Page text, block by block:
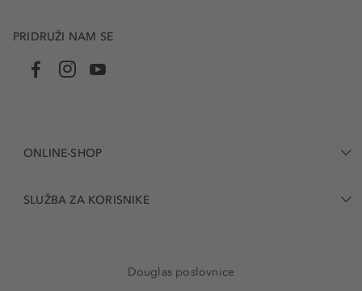
PRIDRUŽI NAM SE
ONLINE-SHOP
SLUŽBA ZA KORISNIKE
Douglas poslovnice